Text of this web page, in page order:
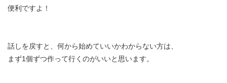
便利ですよ！
話しを戻すと、何から始めていいかわからない方は、
まず1個ずつ作って行くのがいいと思います。